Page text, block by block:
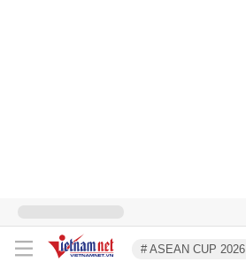
# ASEAN CUP 2026